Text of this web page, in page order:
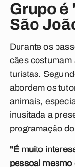
Grupo é
São
Durante os
cães costumam
turistas.
abordem os
animais,
inusitada a
programação
"É muito
pessoal mesmo